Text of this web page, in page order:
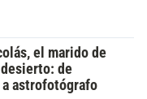
el marido de
de
astrofotógrafo